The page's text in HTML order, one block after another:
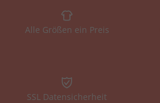
Alle Größen ein Preis
SSL Datensicherheit